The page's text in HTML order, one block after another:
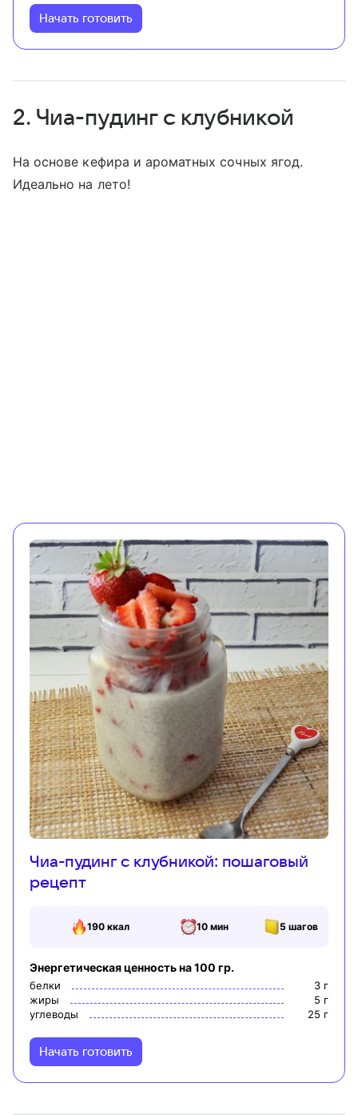
Начать готовить
2. Чиа-пудинг с клубникой
На основе кефира и ароматных сочных ягод.
Идеально на лето!
Чиа-пудинг с клубникой: пошаговый
рецепт
190ккал 10 мин 5 шагов
Энергетическая ценность на 100 гр.
белки 3 г
жиры
5 г
углеводы
25 г
Начать готовить